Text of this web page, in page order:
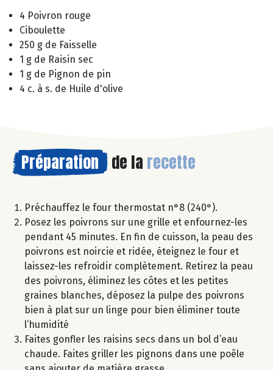
4 Poivron rouge
Ciboulette
250 g de Faisselle
1 g de Raisin sec
1 g de Pignon de pin
4 c. à s. de Huile d'olive
Préparation de la recette
Préchauffez le four thermostat n°8 (240°).
Posez les poivrons sur une grille et enfournez-les
pendant 45 minutes. En fin de cuisson, la peau des
poivrons est noircie et ridée, éteignez le four et
laissez-les refroidir complètement. Retirez la peau
des poivrons, éliminez les côtes et les petites
graines blanches, déposez la pulpe des poivrons
bien à plat sur un linge pour bien éliminer toute
l’humidité
Faites gonfler les raisins secs dans un bol d’eau
chaude. Faites griller les pignons dans une poêle